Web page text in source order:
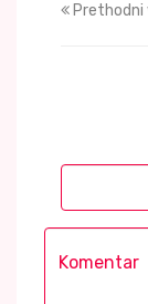
Prethodni